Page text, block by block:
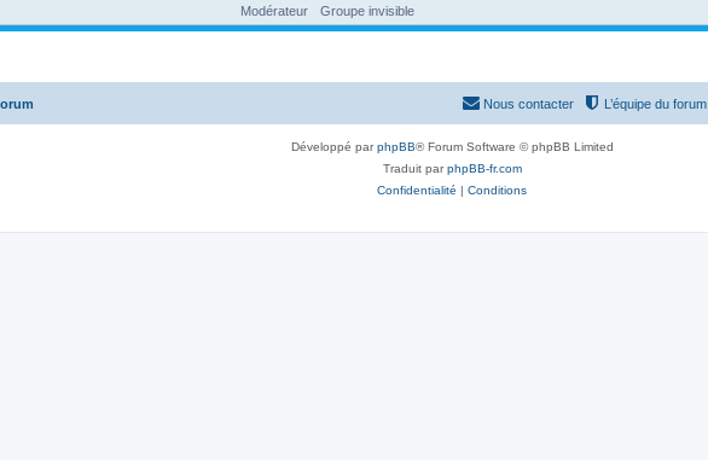
Modérateur
Groupe invisible
L’équipe du forum
Nous contacter
Développé parphpBB® Forum Software © phpBB Limited
Traduit parphpBB-fr.com
Confidentialité | Conditions